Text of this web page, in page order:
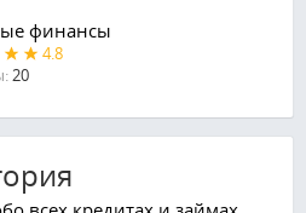
финансы
4.8
20